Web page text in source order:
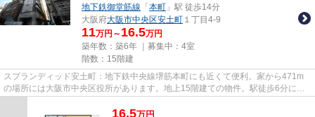
地下鉄御堂筋線 「 本町 」駅 徒歩14分
大阪府大阪市中央区安土町 １丁目4-9
11万円～ 16.5万円
築年数：築6年 ｜募集中： 4室
階数：15階建
スプランディッド安土町：地下鉄中央線堺筋本町にも近くて便利。家から471m
の場所には大阪市中央区役所があります。地上15階建ての物件。駅徒歩6分に駅
16.5万円